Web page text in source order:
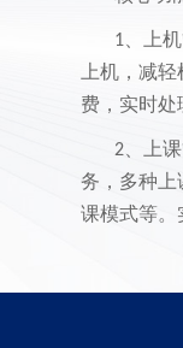
1 、上
上机，减
费，实时处
2 、上
务，多种上
课模式等。